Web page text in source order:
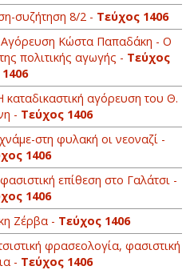
συζήτηση 8/2 - Τεύχος 1406
Αγόρευση Κώστα Παπαδάκη - Ο
πολιτικής αγωγής - Τεύχος
1406
αγόρευση του Θ.
- Τεύχος 1406
στη φυλακή οι νεοναζί -
1406
επίθεση στο Γαλάτσι -
1406
Ζέρβα - Τεύχος 1406
φρασεολογία, φασιστική
- Τεύχος 1406